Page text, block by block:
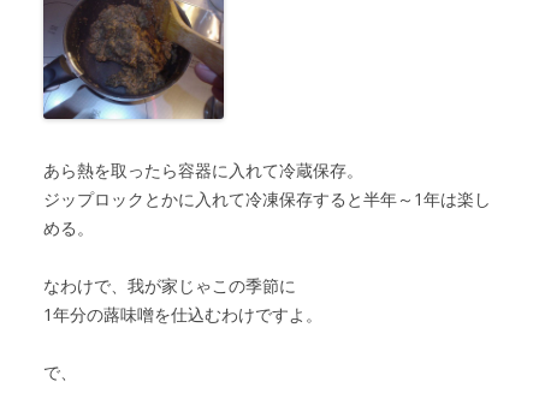
あら熱を取ったら容器に入れて冷蔵保存。
ジップロックとかに入れて冷凍保存すると半年～1年は楽し
める。
なわけで、我が家じゃこの季節に
1年分の蕗味噌を仕込むわけですよ。
で、